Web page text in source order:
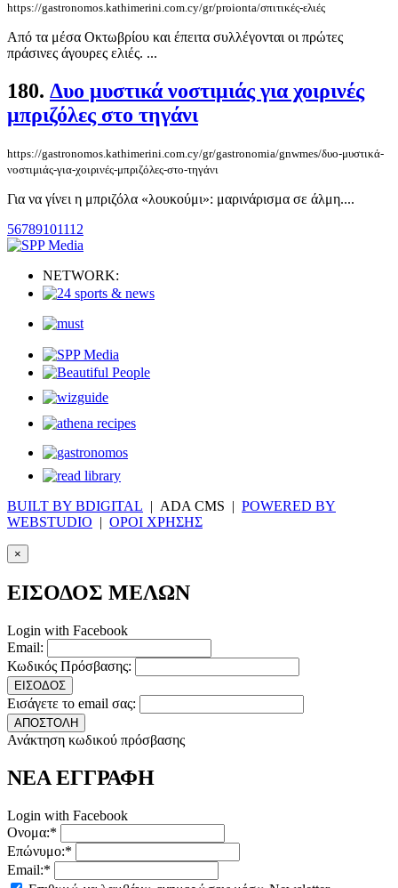
https://gastronomos.kathimerini.com.cy/gr/proionta/σπιτικές-ελιές
Από τα μέσα Οκτωβρίου και έπειτα συλλέγονται οι πρώτες
πράσινες άγουρες ελιές. ...
180. Δυο μυστικά νοστιμιάς για χοιρινές
μπριζόλες στο τηγάνι
https://gastronomos.kathimerini.com.cy/gr/gastronomia/gnwmes/δυο-μυστικά-
νοστιμιάς-για-χοιρινές-μπριζόλες-στο-τηγάνι
Για να γίνει η μπριζόλα «λουκούμι»: μαρινάρισμα σε άλμη....
56789101112
NETWORK:
BUILT BY BDIGITAL | ADA CMS | POWERED BY
WEBSTUDIO | ΟΡΟΙ ΧΡΗΣΗΣ
×
ΕΙΣΟΔΟΣ ΜΕΛΩΝ
Login with Facebook
Email:
Κωδικός Πρόσβασης:
ΕΙΣΟΔΟΣ
Εισάγετε το email σας:
ΑΠΟΣΤΟΛΗ
Ανάκτηση κωδικού πρόσβασης
ΝΕΑ ΕΓΓΡΑΦΗ
Login with Facebook
Ονομα:*
Επώνυμο:*
Email:*